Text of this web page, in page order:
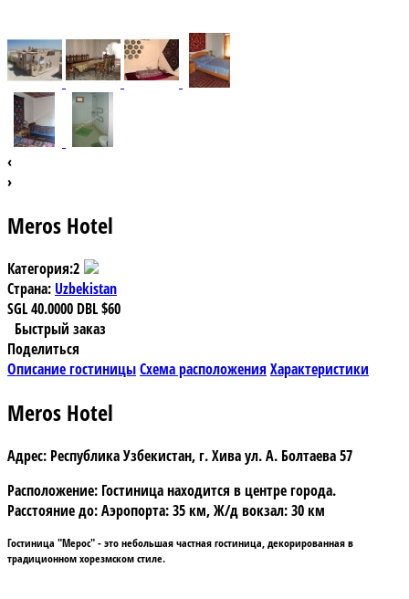
‹
›
Meros Hotel
Категория:2
Страна: Uzbekistan
SGL40.0000 DBL$60
Быстрый заказ
Поделиться
Описание гостиницыСхема расположения Характеристики
Meros Hotel
Адрес: Республика Узбекистан, г. Хива ул. А. Болтаева 57
Расположение: Гостиница находится в центре города.
Расстояние до: Аэропорта: 35 км, Ж/д вокзал: 30 км
Гостиница "Мерос"- это небольшая частная гостиница, декорированная в
традиционном хорезмском стиле.